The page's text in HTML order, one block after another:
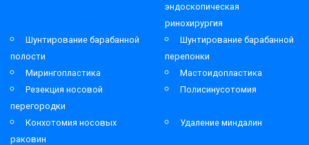
эндоскопическая
ринохирургия
Шунтирование барабанной
полости
Шунтирование барабанной
перепонки
Мирингопластика
Мастоидопластика
Резекция носовой
перегородки
Полисинусотомия
Конхотомия носовых
раковин
Удаление миндалин